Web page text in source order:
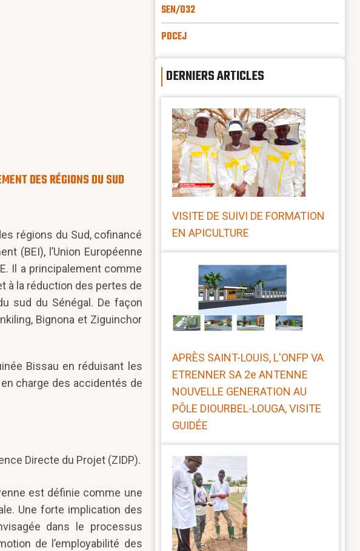
DES RÉGIONS DU SUD
régions du Sud, cofinancé
(BEI), l’Union Européenne
Il a principalement comme
à la réduction des pertes de
sud du Sénégal. De façon
Bignona et Ziguinchor
Bissau en réduisant les
charge des accidentés de
Directe du Projet (ZIDP).
est définie comme une
Une forte implication des
dans le processus
de l’employabilité des
SEN/032
PDCEJ
DERNIERS ARTICLES
VISITE DE SUIVI DE FORMATION
EN APICULTURE
APRÈS SAINT-LOUIS, L'ONFP VA
ETRENNER SA 2e ANTENNE
NOUVELLE GENERATION AU
PÔLE DIOURBEL-LOUGA, VISITE
GUIDÉE